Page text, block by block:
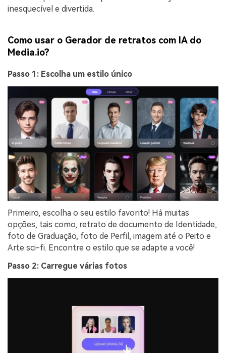
inesquecível e divertida.
Como usar o Gerador de retratos com IA do
Media.io?
Passo 1: Escolha um estilo único
Primeiro, escolha o seu estilo favorito! Há muitas
opções, tais como, retrato de documento de Identidade,
foto de Graduação, foto de Perfil, imagem até o Peito e
Arte sci-fi. Encontre o estilo que se adapte a você!
Passo 2: Carregue várias fotos